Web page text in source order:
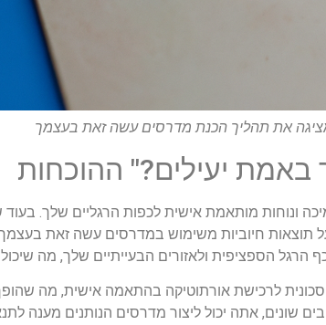
את תהליך הכנת מדרסים עשה זאת בעצמך
יעילים?" ההוכחות
ונוחות מותאמת אישית לכפות הרגליים שלך.
תוצאות חיוביות משימוש במדרסים עשה זאת
הספציפית ולאזורים הבעייתיים שלך, מה שיכול
לרכישת אורתוטיקה בהתאמה אישית, מה
שונים, אתה יכול ליצור מדרסים הנותנים מענה